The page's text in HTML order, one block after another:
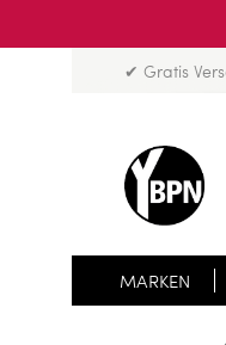
✔ Gratis
MARKEN